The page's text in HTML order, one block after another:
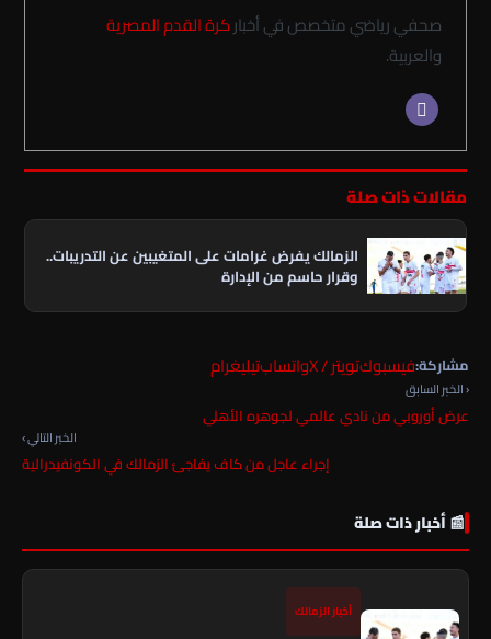
صحفي رياضي متخصص في أخباركرة القدم المصرية
والعربية.
مقالات ذات صلة
الزمالك يفرض غرامات على المتغيبين عن التدريبات..
وقرار حاسم من الإدارة
مشاركة:فيسبوكتويتر / X واتسابتيليغرام
‹ الخبر السابق
عرض أوروبي من نادي عالمي لجوهره الأهلي
الخبر التالي ›
إجراء عاجل من كاف يفاجئ الزمالك في الكونفيدرالية
📰 أخبار ذات صلة
أخبار الزمالك